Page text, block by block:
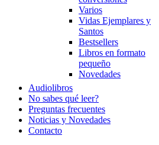
Varios
Vidas Ejemplares y
Santos
Bestsellers
Libros en formato
pequeño
Novedades
Audiolibros
No sabes qué leer?
Preguntas frecuentes
Noticias y Novedades
Contacto